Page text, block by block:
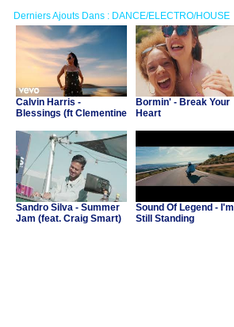
Derniers Ajouts Dans : DANCE/ELECTRO/HOUSE
Calvin Harris -
Blessings (ft Clementine
Bormin' - Break Your
Heart
Sandro Silva - Summer
Jam (feat. Craig Smart)
Sound Of Legend - I'm
Still Standing